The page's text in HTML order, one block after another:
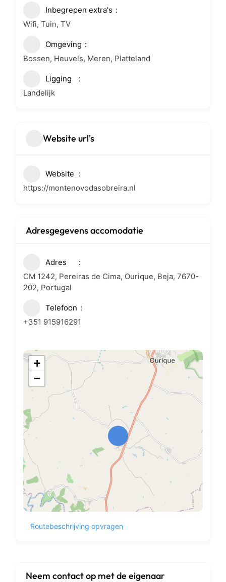
Inbegrepen extra's
Wifi, Tuin, TV
Omgeving
Bossen, Heuvels, Meren, Platteland
Ligging
Landelijk
Website url's
Website
https://montenovodasobreira.nl
Adresgegevens accomodatie
Adres
CM 1242, Pereiras de Cima, Ourique, Beja, 7670-
202, Portugal
Telefoon
+351 915916291
+
−
Routebeschrijving opvragen
Neem contact op met de eigenaar